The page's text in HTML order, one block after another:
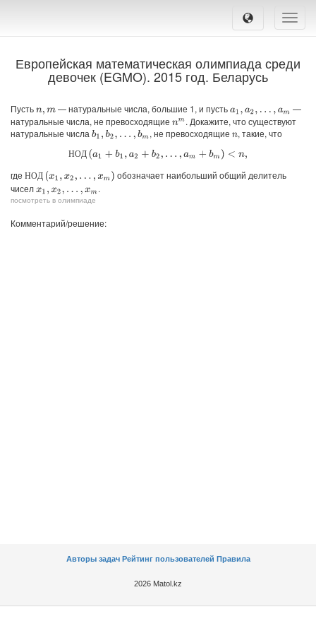
Toggle
Европейская математическая олимпиада среди
девочек (EGMO). 2015 год. Беларусь
Пустьn,m — натуральные числа, большие 1, и пустьa1,a2,… ,am
—
натуральные числа, не превосходящие nm. Докажите, что существуют
натуральные числа b1, b2,… , b m , не превосходящие n, такие, что
НОД НОД( a1+b1 a2 +b2, … am+ bm )<n,
где НОД
НОД x1,x2,… x m)
обозначает наибольший общий делитель
чиселx1x 2,… , x m .
посмотреть в олимпиаде
Комментарий/решение:
Авторы задач Рейтинг пользователей Правила
2026 Matol.kz